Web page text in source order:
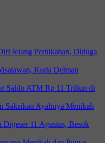
Jelang Pernikahan, Diduga
Kuda Delman
Saldo ATM Rp 11 Triliun di
Saksikan Ayahnya Menikah
11 Agustus, Besok